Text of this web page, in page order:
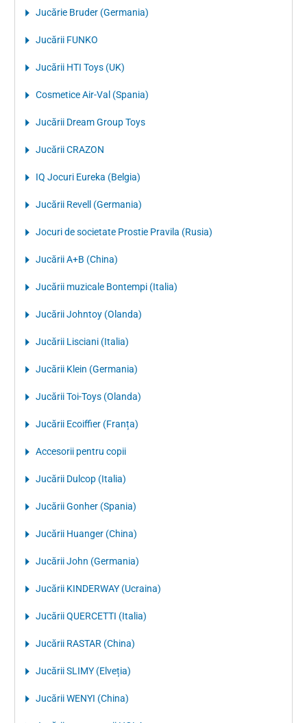
Jucărie Bruder (Germania)
Jucării FUNKO
Jucării HTI Toys (UK)
Cosmetice Air-Val (Spania)
Jucării Dream Group Toys
Jucării CRAZON
IQ Jocuri Eureka (Belgia)
Jucării Revell (Germania)
Jocuri de societate Prostie Pravila (Rusia)
Jucării A+B (China)
Jucării muzicale Bontempi (Italia)
Jucării Johntoy (Olanda)
Jucării Lisciani (Italia)
Jucării Klein (Germania)
Jucării Toi-Toys (Olanda)
Jucării Ecoiffier (Franța)
Accesorii pentru copii
Jucării Dulcop (Italia)
Jucării Gonher (Spania)
Jucării Huanger (China)
Jucării John (Germania)
Jucării KINDERWAY (Ucraina)
Jucării QUERCETTI (Italia)
Jucării RASTAR (China)
Jucării SLIMY (Elveția)
Jucării WENYI (China)